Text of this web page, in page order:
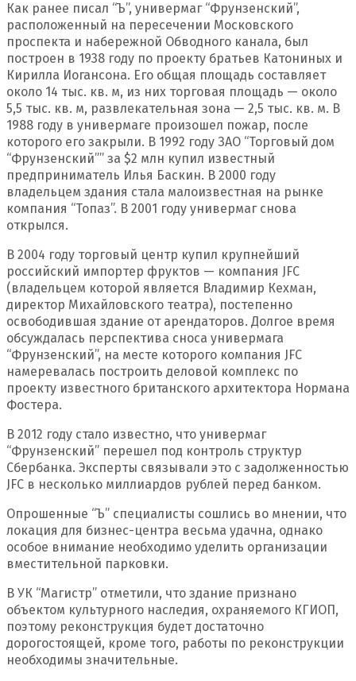
Как ранее писал “Ъ”, универмаг “Фрунзенский”,
расположенный на пересечении Московского
проспекта и набережной Обводного канала, был
построен в 1938 году по проекту братьев Катониных и
Кирилла Иогансона. Его общая площадь составляет
около 14 тыс. кв. м, из них торговая площадь — около
5,5 тыс. кв. м, развлекательная зона — 2,5 тыс. кв. м. В
1988 году в универмаге произошел пожар, после
которого его закрыли. В 1992 году ЗАО “Торговый дом
“Фрунзенский”” за $2 млн купил известный
предприниматель Илья Баскин. В 2000 году
владельцем здания стала малоизвестная на рынке
компания “Топаз”. В 2001 году универмаг снова
открылся.
В 2004 году торговый центр купил крупнейший
российский импортер фруктов — компания JFC
(владельцем которой является Владимир Кехман,
директор Михайловского театра), постепенно
освободившая здание от арендаторов. Долгое время
обсуждалась перспектива сноса универмага
“Фрунзенский”, на месте которого компания JFC
намеревалась построить деловой комплекс по
проекту известного британского архитектора Нормана
Фостера.
В 2012 году стало известно, что универмаг
“Фрунзенский” перешел под контроль структур
Сбербанка. Эксперты связывали это с задолженностью
JFC в несколько миллиардов рублей перед банком.
Опрошенные “Ъ” специалисты сошлись во мнении, что
локация для бизнес-центра весьма удачна, однако
особое внимание необходимо уделить организации
вместительной парковки.
В УК “Магистр” отметили, что здание признано
объектом культурного наследия, охраняемого КГИОП,
поэтому реконструкция будет достаточно
дорогостоящей, кроме того, работы по реконструкции
необходимы значительные.